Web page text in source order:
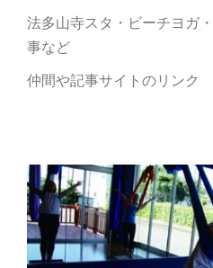
法多山寺スタ・ビーチヨガ
事など
仲間や記事サイトのリンク